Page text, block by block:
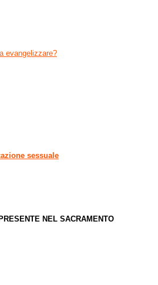
evangelizzare?
sessuale
NEL SACRAMENTO